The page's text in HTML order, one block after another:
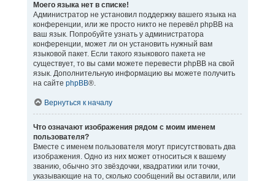
Моего языка нет в списке!
Администратор не установил поддержку вашего языка на
конференции, или же просто никто не перевёл phpBB на
ваш язык. Попробуйте узнать у администратора
конференции, может ли он установить нужный вам
языковой пакет. Если такого языкового пакета не
существует, то вы сами можете перевести phpBB на свой
язык. Дополнительную информацию вы можете получить
на сайте phpBB®.
Вернуться к началу
Что означают изображения рядом с моим именем
пользователя?
Вместе с именем пользователя могут присутствовать два
изображения. Одно из них может относиться к вашему
званию, обычно это звёздочки, квадратики или точки,
указывающие на то, сколько сообщений вы оставили, или